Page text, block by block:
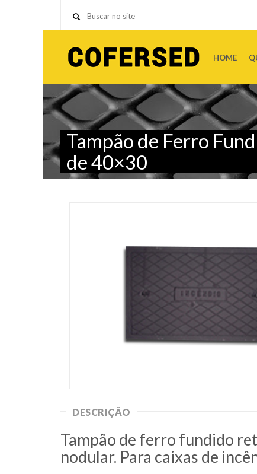
HOME
Tampão de Ferro
de 40×30
DESCRIÇÃO
Tampão de ferro fundido
nodular. Para caixas de